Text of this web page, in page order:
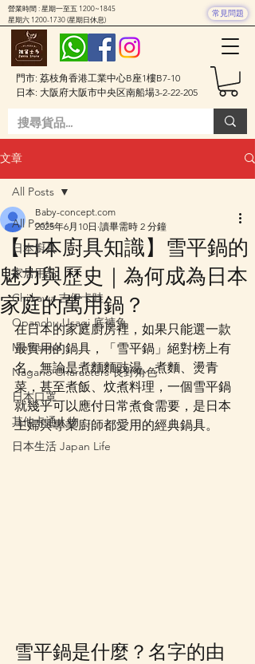
門市: 荔枝角香港工業中心B座1樓B7-10
日本: 大阪府大阪市中央区南船場3-2-22-205
營業時間 : 星期一至五 1200~1845
星期六 1200-1730(星期日休息)
常見問題
文章
All Posts
日本廚具
家居用品
Chiikawa 吉伊卡哇
Opanchu Usagi 底褲兔
Mofusand
Nagano Characters 長野角色
日本口罩
其他卡通人物
日本生活 Japan Life
All Posts
【日本廚具知識】雪平鍋的
魅力與歷史｜為何成為日本
家庭的萬用鍋？
Baby-concept.com
2025年6月10日 讀畢需時 2 分鐘
在日本的家庭廚房裡，如果只能選一款
最實用的鍋具，「雪平鍋」絕對榜上有
名。無論是煮麵麵豉湯、煮麵、燙青
菜，甚至煮飯、炆煮料理，一個雪平鍋
就幾乎可以應付日常煮食需要，是日本
主婦與專業廚師都愛用的經典鍋具。
雪平鍋是什麼？名字的由